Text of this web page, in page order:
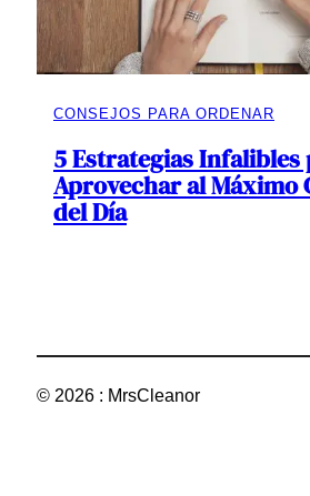
CONSEJOS PARA ORDENAR
5 Estrategias Infalibles
Aprovechar al Máximo
del Día
© 2026 : MrsCleanor